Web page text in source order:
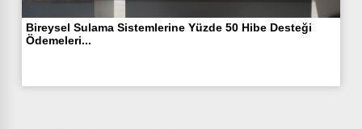
Bireysel Sulama Sistemlerine Yüzde 50 Hibe Desteği
Ödemeleri...